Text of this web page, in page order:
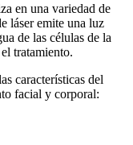
en una variedad de
láser emite una luz
de las células de la
tratamiento.
características del
facial y corporal: